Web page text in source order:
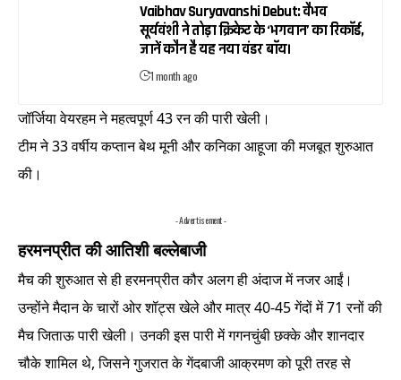
Vaibhav Suryavanshi Debut: वैभव
सूर्यवंशी ने तोड़ा क्रिकेट के ‘भगवान’ का रिकॉर्ड,
जानें कौन है यह नया वंडर बॉय।
1 month ago
जॉर्जिया वेयरहम ने महत्वपूर्ण 43 रन की पारी खेली।
टीम ने 33 वर्षीय कप्तान बेथ मूनी और कनिका आहूजा की मजबूत शुरुआत
की।
- Advertisement -
हरमनप्रीत की आतिशी बल्लेबाजी
मैच की शुरुआत से ही हरमनप्रीत कौर अलग ही अंदाज में नजर आईं।
उन्होंने मैदान के चारों ओर शॉट्स खेले और मात्र 40-45 गेंदों में 71 रनों की
मैच जिताऊ पारी खेली। उनकी इस पारी में गगनचुंबी छक्के और शानदार
चौके शामिल थे, जिसने गुजरात के गेंदबाजी आक्रमण को पूरी तरह से